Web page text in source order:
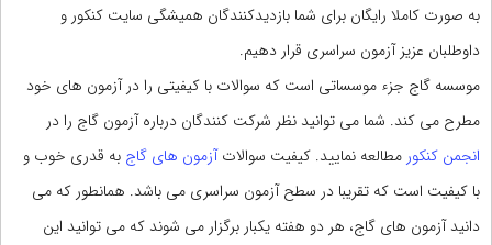
به صورت کاملا رایگان برای شما بازدیدکنندگان همیشگی سایت کنکور و
داوطلبان عزیز آزمون سراسری قرار دهیم.
موسسه گاج جزء موسساتی است که سوالات با کیفیتی را در آزمون های خود
مطرح می کند. شما می توانید نظر شرکت کنندگان درباره آزمون گاج را در
انجمن کنکور مطالعه نمایید. کیفیت سوالاتآزمون های گاج به قدری خوب و
با کیفیت است که تقریبا در سطح آزمون سراسری می باشد. همانطور که می
دانید آزمون های گاج، هر دو هفته یکبار برگزار می شوند که می توانید این